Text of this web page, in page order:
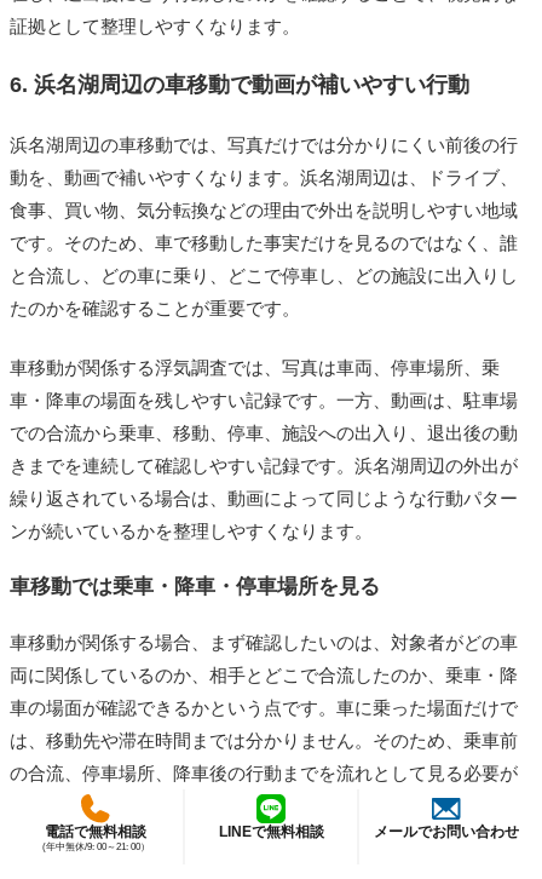
証拠として整理しやすくなります。
6. 浜名湖周辺の車移動で動画が補いやすい行動
浜名湖周辺の車移動では、写真だけでは分かりにくい前後の行
動を、動画で補いやすくなります。浜名湖周辺は、ドライブ、
食事、買い物、気分転換などの理由で外出を説明しやすい地域
です。そのため、車で移動した事実だけを見るのではなく、誰
と合流し、どの車に乗り、どこで停車し、どの施設に出入りし
たのかを確認することが重要です。
車移動が関係する浮気調査では、写真は車両、停車場所、乗
車・降車の場面を残しやすい記録です。一方、動画は、駐車場
での合流から乗車、移動、停車、施設への出入り、退出後の動
きまでを連続して確認しやすい記録です。浜名湖周辺の外出が
繰り返されている場合は、動画によって同じような行動パター
ンが続いているかを整理しやすくなります。
車移動では乗車・降車・停車場所を見る
車移動が関係する場合、まず確認したいのは、対象者がどの車
両に関係しているのか、相手とどこで合流したのか、乗車・降
車の場面が確認できるかという点です。車に乗った場面だけで
は、移動先や滞在時間までは分かりません。そのため、乗車前
の合流、停車場所、降車後の行動までを流れとして見る必要が
あります。
電話で無料相談
(年中無休/9: 00～21: 00）
LINEで無料相談 メールでお問い合わせ